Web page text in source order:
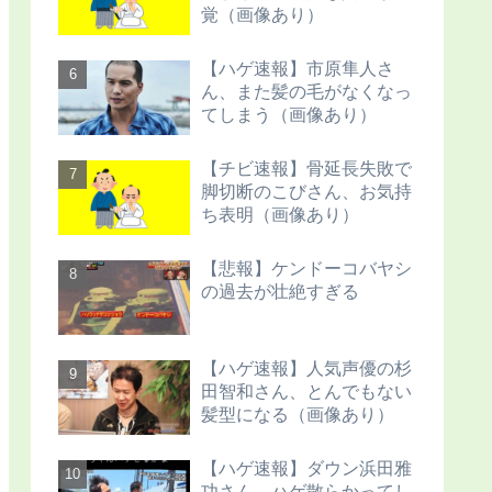
覚（画像あり）
【ハゲ速報】市原隼人さ
ん、また髪の毛がなくなっ
てしまう（画像あり）
【チビ速報】骨延長失敗で
脚切断のこびさん、お気持
ち表明（画像あり）
【悲報】ケンドーコバヤシ
の過去が壮絶すぎる
【ハゲ速報】人気声優の杉
田智和さん、とんでもない
髪型になる（画像あり）
【ハゲ速報】ダウン浜田雅